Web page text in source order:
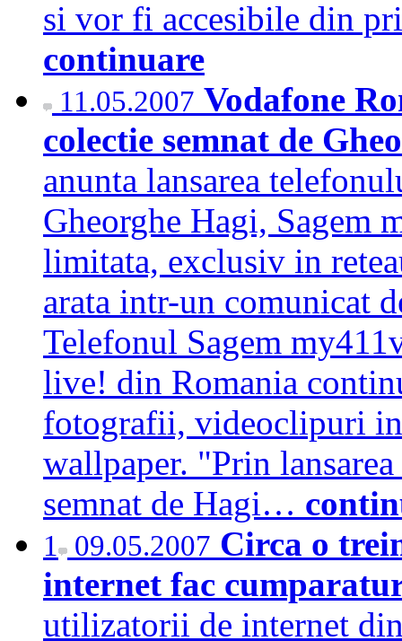
si vor fi accesibile din
continuare
11.05.2007 Vodafone
colectie semnat de
anunta lansarea
Gheorghe Hagi, Sagem
limitata, exclusiv in
arata intr-un comunicat
Telefonul Sagem
live! din Romania
fotografii, videoclipuri
wallpaper. "Prin
semnat de Hagi…
1 09.05.2007 Circa o
internet fac
utilizatorii de internet